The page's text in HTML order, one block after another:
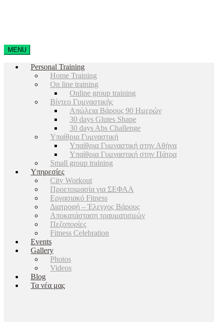
MENU
Personal Training
Home Training
On line training
Online group training
Βίντεο Γυμναστικής
Απώλεια Βάρους 90 Ημερών
30 days Glutes Shape
30 days Abs Challenge
Υπαίθρια Γυμναστική
Υπαίθρια Γυμναστική στην Αθήνα
Υπαίθρια Γυμναστική στην Πάτρα
Small group training
Υπηρεσίες
City Workout
Προετοιμασία για ΣΕΦΑΑ
Εργασιακό Fitness
Διατροφή – Έλεγχος Βάρους
Αποκατάσταση τραυματισμών
Πεζοπορίες
Fitness Celebration
Events
Gallery
Photos
Videos
Blog
Τα νέα μας